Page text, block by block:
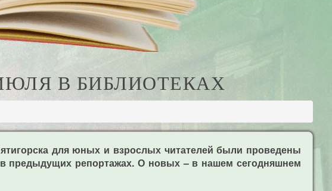
В БИБЛИОТЕКАХ
для юных и взрослых читателей были проведены
предыдущих репортажах. О новых – в нашем сегодняшнем